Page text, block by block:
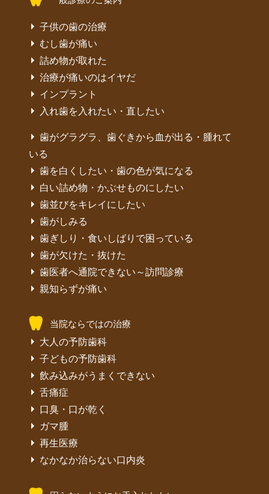
子供の歯の治療
むし歯が痛い
詰め物が取れた
治療が痛いのはイヤだ
インプラント
入れ歯を入れたい・直したい
歯がグラグラ、歯ぐきから血が出る・腫れて
いる
歯を白くしたい・歯の色が気になる
白い詰め物・かぶせものにしたい
歯並びをキレイにしたい
歯がしみる
歯ぎしり・食いしばりで困っている
歯が欠けた・抜けた
歯医者へ通院できない～訪問診療
親知らずが痛い
当院ならではの治療
大人の予防歯科
子どもの予防歯科
飲み込みがうまくできない
舌痛症
口臭・口が乾く
ガマ腫
再生医療
なかなか治らない口内炎